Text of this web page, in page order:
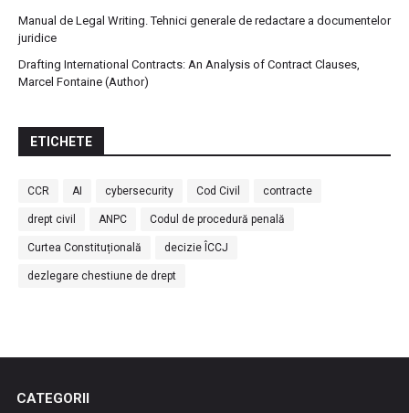
Manual de Legal Writing. Tehnici generale de redactare a documentelor
juridice
Drafting International Contracts: An Analysis of Contract Clauses,
Marcel Fontaine (Author)
ETICHETE
CCR AI cybersecurity Cod Civil contracte
drept civil ANPC Codul de procedură penală
Curtea Constituțională decizie ÎCCJ
dezlegare chestiune de drept
CATEGORII